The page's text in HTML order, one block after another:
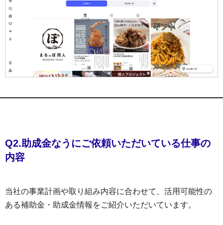
Q2.助成金なうにご依頼いただいている仕事の
内容
当社の事業計画や取り組み内容に合わせて、活用可能性の
ある補助金・助成金情報をご紹介いただいています。